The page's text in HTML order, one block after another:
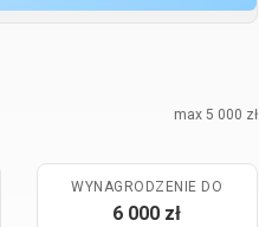
max 5 000 zł
WYNAGRODZENIE DO
6 000 zł